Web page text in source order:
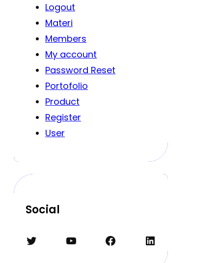
Logout
Materi
Members
My account
Password Reset
Portofolio
Product
Register
User
Social
Twitter YouTube Facebook LinkedIn